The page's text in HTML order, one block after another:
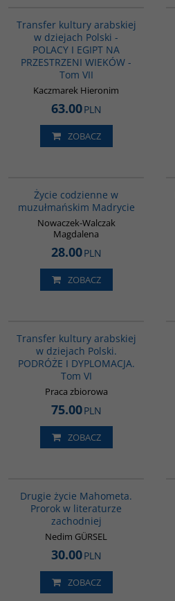
Transfer kultury arabskiej
w dziejach Polski -
POLACY I EGIPT NA
PRZESTRZENI WIEKÓW -
Tom VII
Kaczmarek Hieronim
63.00PLN
ZOBACZ
Życie codzienne w
muzułmańskim Madrycie
Nowaczek-Walczak
Magdalena
28.00PLN
ZOBACZ
Transfer kultury arabskiej
w dziejach Polski.
PODRÓŻE I DYPLOMACJA.
Tom VI
Praca zbiorowa
75.00PLN
ZOBACZ
Drugie życie Mahometa.
Prorok w literaturze
zachodniej
Nedim GÜRSEL
30.00PLN
ZOBACZ